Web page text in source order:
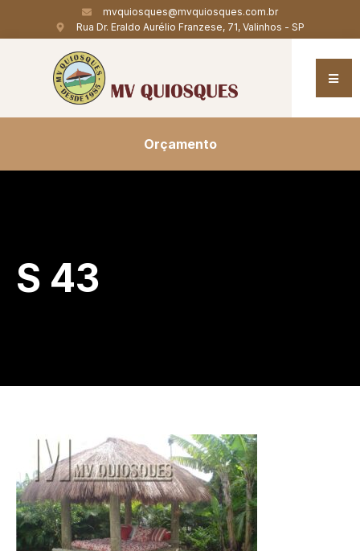
mvquiosques@mvquiosques.com.br
Rua Dr. Eraldo Aurélio Franzese, 71, Valinhos - SP
Orçamento
S 43